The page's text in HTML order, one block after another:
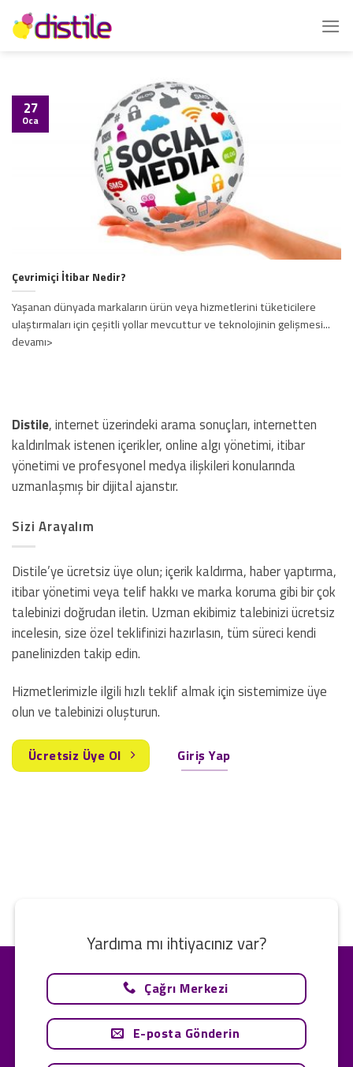
İçeriğe
atla
Çevrimiçi İtibar Nedir?
Yaşanan dünyada markaların ürün veya hizmetlerini tüketicilere
ulaştırmaları için çeşitli yollar mevcuttur ve teknolojinin gelişmesi...
devamı>
27
Oca
Distile, internet üzerindeki arama sonuçları, internetten
kaldırılmak istenen içerikler, online algı yönetimi, itibar
yönetimi ve profesyonel medya ilişkileri konularında
uzmanlaşmış bir dijital ajanstır.
Sizi Arayalım
Distile’ye ücretsiz üye olun; içerik kaldırma, haber yaptırma,
itibar yönetimi veya telif hakkı ve marka koruma gibi bir çok
talebinizi doğrudan iletin. Uzman ekibimiz talebinizi ücretsiz
incelesin, size özel teklifinizi hazırlasın, tüm süreci kendi
panelinizden takip edin.
Hizmetlerimizle ilgili hızlı teklif almak için sistemimize üye
olun ve talebinizi oluşturun.
Ücretsiz Üye Ol Giriş Yap
Yardıma mı ihtiyacınız var?
Çağrı Merkezi
E-posta Gönderin